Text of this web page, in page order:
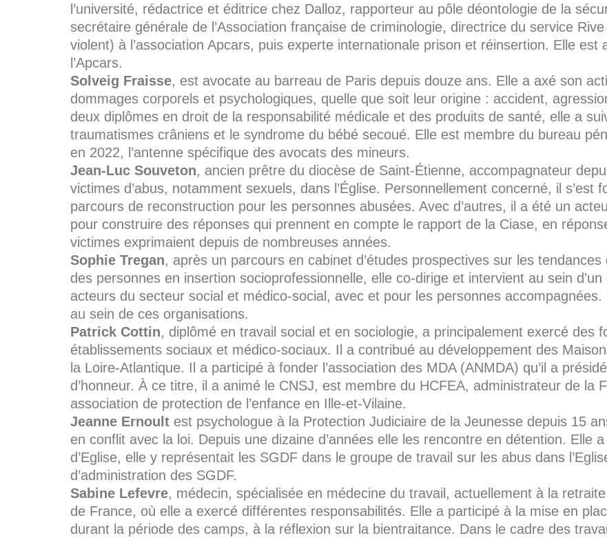
l’université, rédactrice et éditrice chez Dalloz, rapporteur au pôle déontologie de la
secrétaire générale de l’Association française de criminologie, directrice du service
violent) à l’association Apcars, puis experte internationale prison et réinsertion. Elle
l’Apcars.
Solveig Fraisse, est avocate au barreau de Paris depuis douze ans. Elle a axé son
dommages corporels et psychologiques, quelle que soit leur origine : accident,
deux diplômes en droit de la responsabilité médicale et des produits de santé, elle a
traumatismes crâniens et le syndrome du bébé secoué. Elle est membre du bureau
en 2022, l’antenne spécifique des avocats des mineurs.
Jean-Luc Souveton, ancien prêtre du diocèse de Saint-Étienne, accompagnateur
victimes d’abus, notamment sexuels, dans l’Église. Personnellement concerné, il
parcours de reconstruction pour les personnes abusées. Avec d’autres, il a été un
pour construire des réponses qui prennent en compte le rapport de la Ciase, en
victimes exprimaient depuis de nombreuses années.
Sophie Tregan, après un parcours en cabinet d’études prospectives sur les
des personnes en insertion socioprofessionnelle, elle co-dirige et intervient au sein
acteurs du secteur social et médico-social, avec et pour les personnes
au sein de ces organisations.
Patrick Cottin, diplômé en travail social et en sociologie, a principalement exercé des
établissements sociaux et médico-sociaux. Il a contribué au développement des
la Loire-Atlantique. Il a participé à fonder l’association des MDA (ANMDA) qu’il a
d’honneur. À ce titre, il a animé le CNSJ, est membre du HCFEA, administrateur de la
association de protection de l’enfance en Ille-et-Vilaine.
Jeanne Ernoult est psychologue à la Protection Judiciaire de la Jeunesse depuis 15
en conflit avec la loi. Depuis une dizaine d’années elle les rencontre en détention. Elle
d’Eglise, elle y représentait les SGDF dans le groupe de travail sur les abus dans
d’administration des SGDF.
Sabine Lefevre, médecin, spécialisée en médecine du travail, actuellement à la
de France, où elle a exercé différentes responsabilités. Elle a participé à la mise en
durant la période des camps, à la réflexion sur la bientraitance. Dans le cadre des